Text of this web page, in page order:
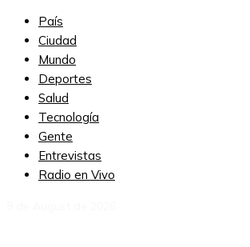
País
Ciudad
Mundo
Deportes
Salud
Tecnología
Gente
Entrevistas
Radio en Vivo